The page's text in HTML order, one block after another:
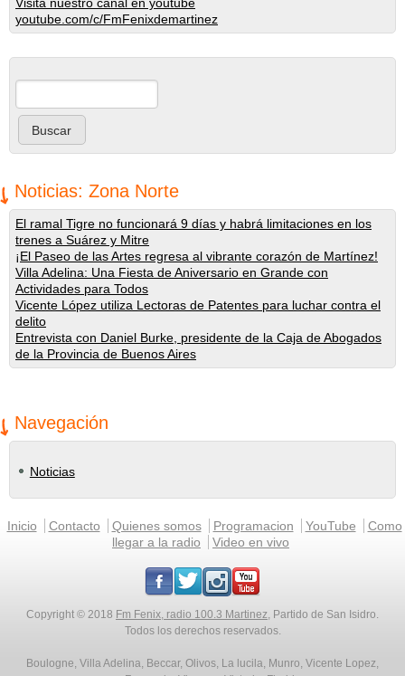
youtube.com/c/FmFenixdemartinez
Formulario de búsqueda
Buscar
Noticias: Zona Norte
El ramal Tigre no funcionará 9 días y habrá limitaciones en los
trenes a Suárez y Mitre
¡El Paseo de las Artes regresa al vibrante corazón de Martínez!
Villa Adelina: Una Fiesta de Aniversario en Grande con
Actividades para Todos
Vicente López utiliza Lectoras de Patentes para luchar contra el
delito
Entrevista con Daniel Burke, presidente de la Caja de Abogados
de la Provincia de Buenos Aires
Navegación
Noticias
Menú principal
Inicio Contacto Quienes somos Programacion YouTube
Como
llegar a la radio
Video en vivo
. . . .
Copyright © 2018 Fm Fenix, radio 100.3 Martinez, Partido de San Isidro.
Todos los derechos reservados.
Boulogne, Villa Adelina, Beccar, Olivos, La lucila, Munro, Vicente Lopez,